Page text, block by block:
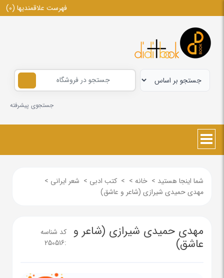
فهرست علاقمندیها (0)
جستجوی پیشرفته
شما اینجا هستید > خانه >
> کتب ادبی > شعر ایرانی >
مهدی حمیدی شیرازی (شاعر و عاشق)
مهدی حمیدی شیرازی (شاعر و
عاشق)
کد شناسه
:
250516